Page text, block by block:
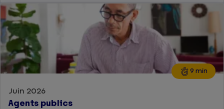
9 min
Juin 2026
Agents publics